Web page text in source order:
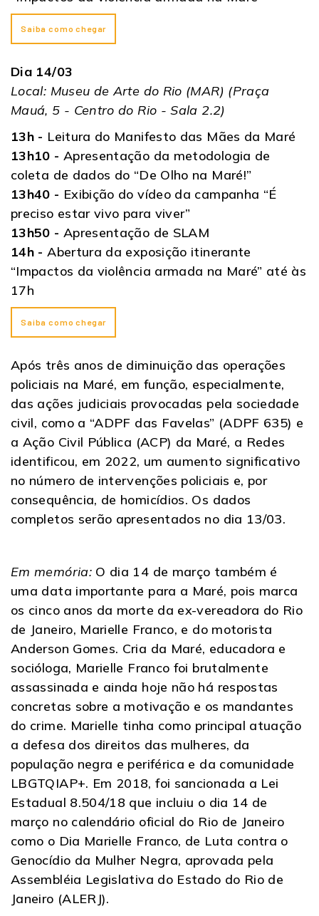
Saiba como chegar
Dia 14/03
Local: Museu de Arte do Rio (MAR) (Praça
Mauá, 5 - Centro do Rio - Sala 2.2)
13h - Leitura do Manifesto das Mães da Maré
13h10 - Apresentação da metodologia de
coleta de dados do “De Olho na Maré!”
13h40 - Exibição do vídeo da campanha “É
preciso estar vivo para viver”
13h50 - Apresentação de SLAM
14h - Abertura da exposição itinerante
“Impactos da violência armada na Maré” até às
17h
Saiba como chegar
Após três anos de diminuição das operações
policiais na Maré, em função, especialmente,
das ações judiciais provocadas pela sociedade
civil, como a “ADPF das Favelas” (ADPF 635) e
a Ação Civil Pública (ACP) da Maré, a Redes
identificou, em 2022, um aumento significativo
no número de intervenções policiais e, por
consequência, de homicídios. Os dados
completos serão apresentados no dia 13/03.
Em memória:O dia 14 de março também é
uma data importante para a Maré, pois marca
os cinco anos da morte da ex-vereadora do Rio
de Janeiro, Marielle Franco, e do motorista
Anderson Gomes. Cria da Maré, educadora e
socióloga, Marielle Franco foi brutalmente
assassinada e ainda hoje não há respostas
concretas sobre a motivação e os mandantes
do crime. Marielle tinha como principal atuação
a defesa dos direitos das mulheres, da
população negra e periférica e da comunidade
LBGTQIAP+. Em 2018, foi sancionada a Lei
Estadual 8.504/18 que incluiu o dia 14 de
março no calendário oficial do Rio de Janeiro
como o Dia Marielle Franco, de Luta contra o
Genocídio da Mulher Negra, aprovada pela
Assembléia Legislativa do Estado do Rio de
Janeiro (ALERJ).